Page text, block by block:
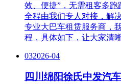
效、便捷”，无需租客多跑
全程由我们专人对接，解
专业大巴车租赁服务商，
程，具体如下，让大家清
032026-04
四川绵阳徐氏中发汽